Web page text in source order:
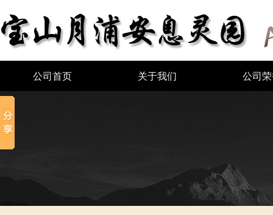
公司首页 关于我们 公司